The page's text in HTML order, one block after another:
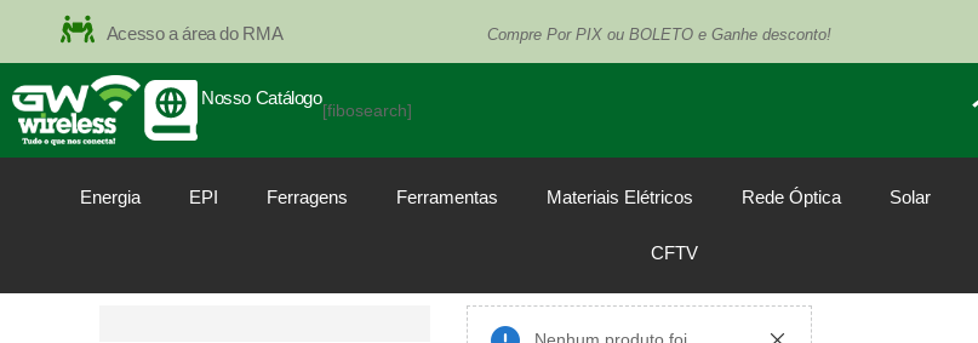
Compre Por PIX ou BOLETO e Ganhe desconto!
Acesso a área do RMA
Nosso Catálogo
[fibosearch]
Energia EPI Ferragens Ferramentas Materiais Elétricos Rede Óptica Solar
CFTV